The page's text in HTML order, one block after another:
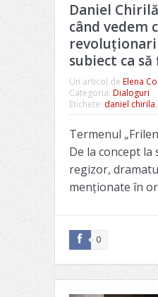
Daniel
când vedem
revoluționari
subiect ca
Un articol de Elena
Categoria: Dialoguri
Etichete: daniel chirila
Termenul
De la concept la
regizor,
menționate în
0